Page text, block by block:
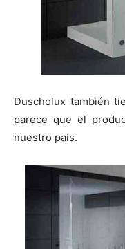
Duscholux también
parece que el
nuestro país.